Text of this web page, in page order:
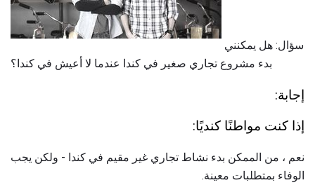
بدء مشروع تجاري صغير في كندا عندما لا أعيش في كندا؟
إجابة:
إذا كنت مواطنًا كنديًا:
نعم ، من الممكن بدء نشاط تجاري غير مقيم في كندا - ولكن يجب
الوفاء بمتطلبات معينة.